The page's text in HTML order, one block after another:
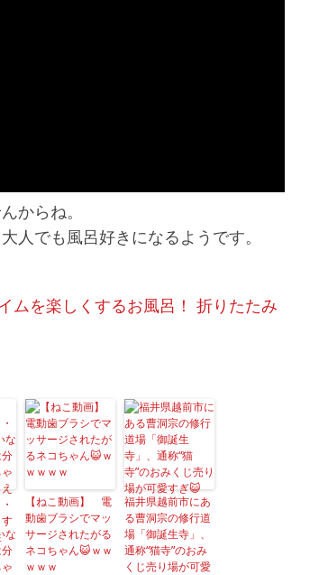
る！
からね。
人でも風呂好きになるようです。
ムを楽しくするお風呂！ 折りたたみ
な
【ねこ動画】 電
動歯ブラシでマッ
サージされたがる
ネコちゃん😺ｗｗ
ｗｗｗ
福井県越前市にあ
る曹洞宗の修行道
場「御誕生寺」、
通称“猫寺”のおみ
くじ売り場が可愛